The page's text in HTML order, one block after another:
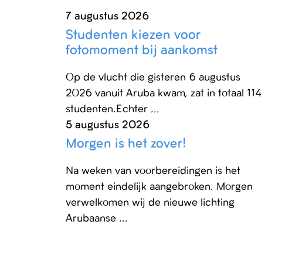
7 augustus 2026
Studenten kiezen voor
fotomoment bij aankomst
Op de vlucht die gisteren 6 augustus
2026 vanuit Aruba kwam, zat in totaal 114
studenten.Echter ...
5 augustus 2026
Morgen is het zover!
Na weken van voorbereidingen is het
moment eindelijk aangebroken. Morgen
verwelkomen wij de nieuwe lichting
Arubaanse ...